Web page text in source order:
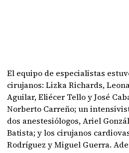
El equipo de especialistas
cirujanos: Lizka Richards,
Aguilar, Eliécer Tello y José
Norberto Carreño; un
dos anestesiólogos, Ariel
Batista; y los cirujanos
Rodríguez y Miguel Guerra.